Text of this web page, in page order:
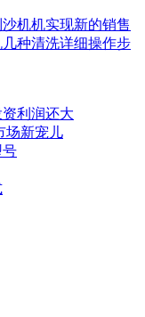
机机实现新的销售
种清洗详细操作步
利润还大
场新宠儿
号